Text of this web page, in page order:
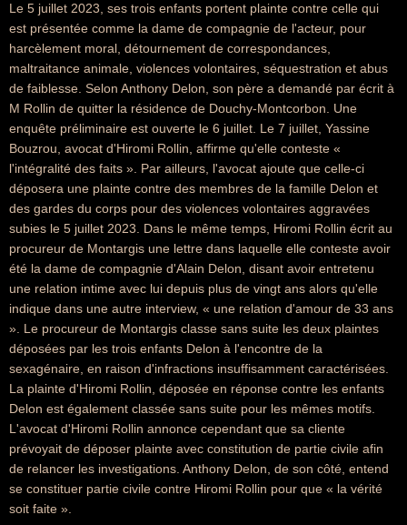
Le 5 juillet 2023, ses trois enfants portent plainte contre celle qui
est présentée comme la dame de compagnie de l'acteur, pour
harcèlement moral, détournement de correspondances,
maltraitance animale, violences volontaires, séquestration et abus
de faiblesse. Selon Anthony Delon, son père a demandé par écrit à
M Rollin de quitter la résidence de Douchy-Montcorbon. Une
enquête préliminaire est ouverte le 6 juillet. Le 7 juillet, Yassine
Bouzrou, avocat d'Hiromi Rollin, affirme qu'elle conteste «
l'intégralité des faits ». Par ailleurs, l'avocat ajoute que celle-ci
déposera une plainte contre des membres de la famille Delon et
des gardes du corps pour des violences volontaires aggravées
subies le 5 juillet 2023. Dans le même temps, Hiromi Rollin écrit au
procureur de Montargis une lettre dans laquelle elle conteste avoir
été la dame de compagnie d'Alain Delon, disant avoir entretenu
une relation intime avec lui depuis plus de vingt ans alors qu'elle
indique dans une autre interview, « une relation d'amour de 33 ans
». Le procureur de Montargis classe sans suite les deux plaintes
déposées par les trois enfants Delon à l'encontre de la
sexagénaire, en raison d'infractions insuffisamment caractérisées.
La plainte d'Hiromi Rollin, déposée en réponse contre les enfants
Delon est également classée sans suite pour les mêmes motifs.
L'avocat d'Hiromi Rollin annonce cependant que sa cliente
prévoyait de déposer plainte avec constitution de partie civile afin
de relancer les investigations. Anthony Delon, de son côté, entend
se constituer partie civile contre Hiromi Rollin pour que « la vérité
soit faite ».